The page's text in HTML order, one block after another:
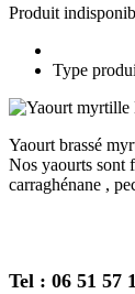
Produit
Type
Yaourt brassé
Nos yaourts sont
carraghénane ,
Tel : 06 51 57